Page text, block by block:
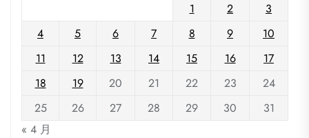
1
2
3
4
5 6 7 8 9
10
11
12 13 14 15 16
17
18
19 20 21 22 23
24
25
26 27 28 29 30
31
« 4 月